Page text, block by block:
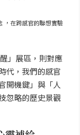
，在跨感官的聯想實驗
」展區，則對應
代，我們的感官
開機鍵」與「人
忽略的歷史景觀